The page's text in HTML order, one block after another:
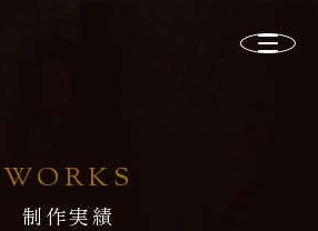
WORKS
制作実績